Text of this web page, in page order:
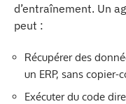
d’entraînement. Un
peut :
Récupérer des
un ERP, sans copier-
Exécuter du code